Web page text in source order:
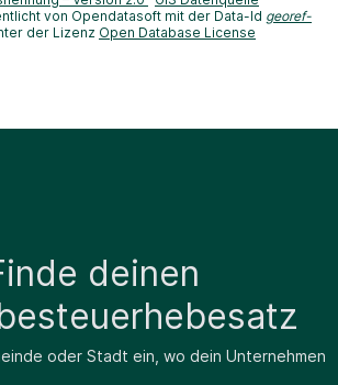
von Opendatasoft mit der Data-Id georef-
der Lizenz Open Database License
deinen
oder Stadt ein, wo dein Unternehmen